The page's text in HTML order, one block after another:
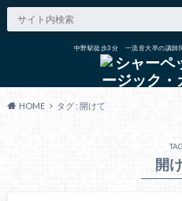
中野駅徒歩3分 一流音大卒の講師
HOME タグ : 開けて
TAG
開